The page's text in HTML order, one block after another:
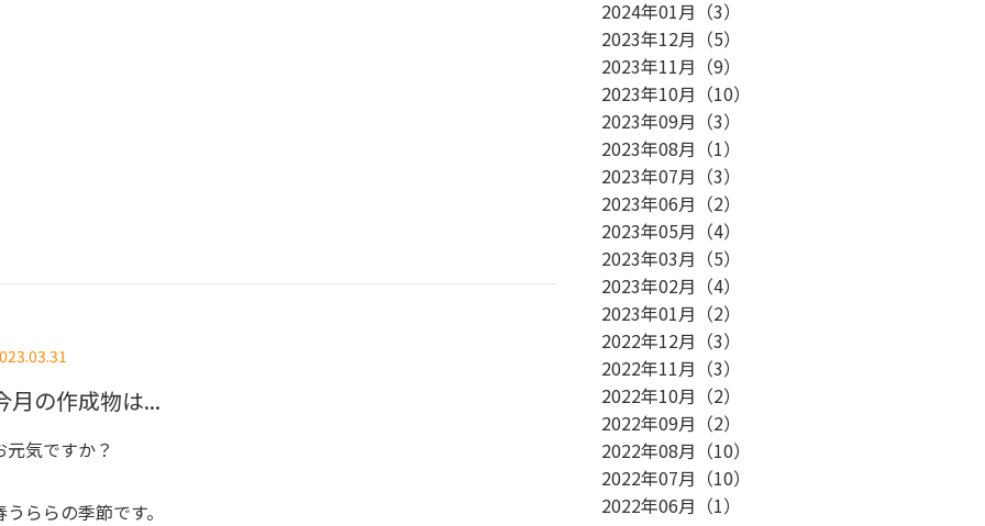
月の作成物は...
元気ですか？
うららの季節です。
2024年01月 （3）
2023年12月 （5）
2023年11月 （9）
2023年10月 （10）
2023年09月 （3）
2023年08月 （1）
2023年07月 （3）
2023年06月 （2）
2023年05月 （4）
2023年03月 （5）
2023年02月 （4）
2023年01月 （2）
2022年12月 （3）
2022年11月 （3）
2022年10月 （2）
2022年09月 （2）
2022年08月 （10）
2022年07月 （10）
2022年06月 （1）